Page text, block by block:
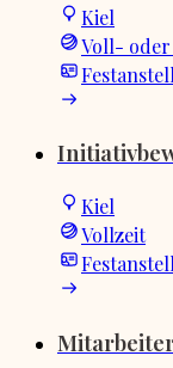
Kiel
Voll-
Kiel
Vollzeit